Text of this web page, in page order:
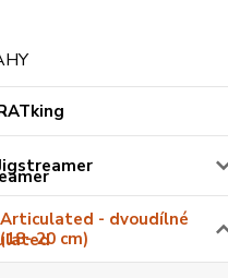
Articulated - dvoudílné
(18- 20 cm)